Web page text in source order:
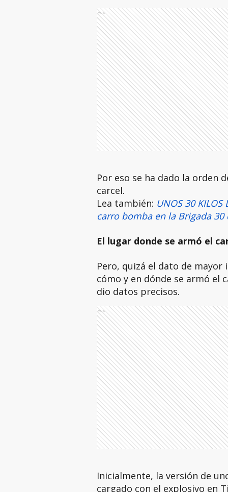
Ads
Por eso se ha dado la orden
carcel.
Lea también: UNOS 30
carro bomba en la Brigada 30
El lugar donde se armó el
Pero, quizá el dato de
cómo y en dónde se armó el
dio datos precisos.
Ads
Inicialmente, la versión de
cargado con el explosivo en